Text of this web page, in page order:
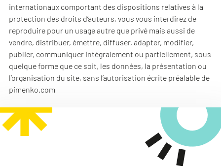
internationaux comportant des dispositions relatives à la
protection des droits d’auteurs, vous vous interdirez de
reproduire pour un usage autre que privé mais aussi de
vendre, distribuer, émettre, diffuser, adapter, modifier,
publier, communiquer intégralement ou partiellement, sous
quelque forme que ce soit, les données, la présentation ou
l’organisation du site, sans l’autorisation écrite préalable de
pimenko.com